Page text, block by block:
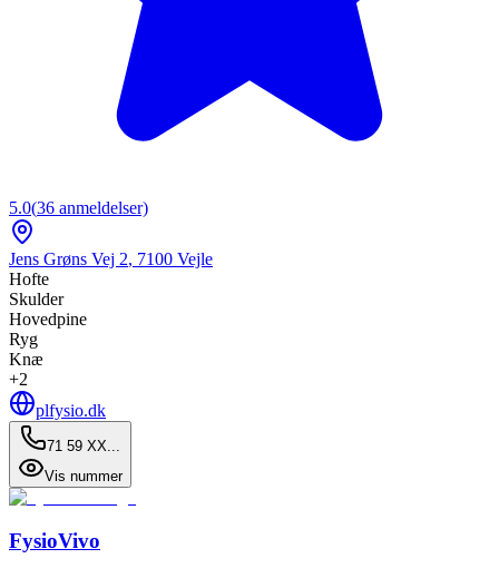
5.0(36 anmeldelser)
Jens Grøns Vej 2, 7100 Vejle
Hofte
Skulder
Hovedpine
Ryg
Knæ
+2
plfysio.dk
71 59 XX...
Vis nummer
FysioVivo